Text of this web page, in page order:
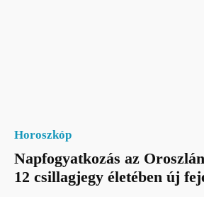
Horoszkóp
Napfogyatkozás az
12 csillagjegy életében új